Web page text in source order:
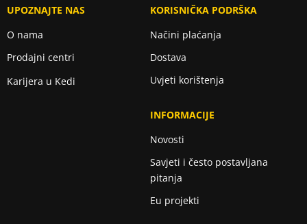
UPOZNAJTE NAS
O nama
Prodajni centri
Karijera u Kedi
KORISNIČKA PODRŠKA
Načini plaćanja
Dostava
Uvjeti korištenja
INFORMACIJE
Novosti
Savjeti i često postavljana
pitanja
Eu projekti